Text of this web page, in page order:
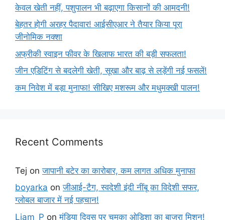
केवल खेती नहीं, पशुपालन भी बढ़ाएगा किसानों की आमदनी!
बेहतर होगी अरहर पैदावार! आईसीएआर ने तैयार किया पूरा
जीनोमिक नक्शा
अफ्रीकी स्वाइन फीवर के खिलाफ भारत की बड़ी सफलता!
जीन एडिटिंग से बदलेगी खेती, सूखा और बाढ़ से लड़ेंगी नई फसलें!
कम निवेश में बड़ा मुनाफा! सीखिए मशरूम और मधुमक्खी पालन!
Recent Comments
Tej onजापानी बटेर का कारोबार, कम लागत अधिक मुनाफा
boyarka onजीआई-टैग, स्वदेशी इंदी नींबू का विदेशी सफर,
ग्लोबल बाजार में नई पहचान!
Liam_P onमंडिया दिवस पर चमका ओडिशा का बाजरा मिशन!